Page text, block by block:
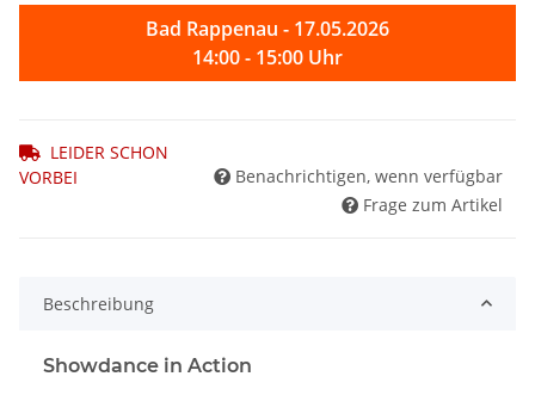
Bad Rappenau - 17.05.2026
14:00 - 15:00 Uhr
LEIDER SCHON
VORBEI
Benachrichtigen, wenn verfügbar
Frage zum Artikel
Beschreibung
Showdance in Action